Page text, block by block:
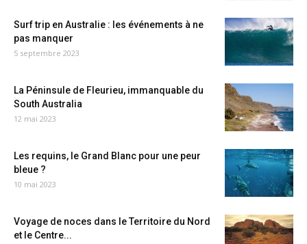
Surf trip en Australie : les événements à ne
pas manquer
5 septembre 2023
La Péninsule de Fleurieu, immanquable du
South Australia
12 mai 2023
Les requins, le Grand Blanc pour une peur
bleue ?
10 mai 2023
Voyage de noces dans le Territoire du Nord
et le Centre...